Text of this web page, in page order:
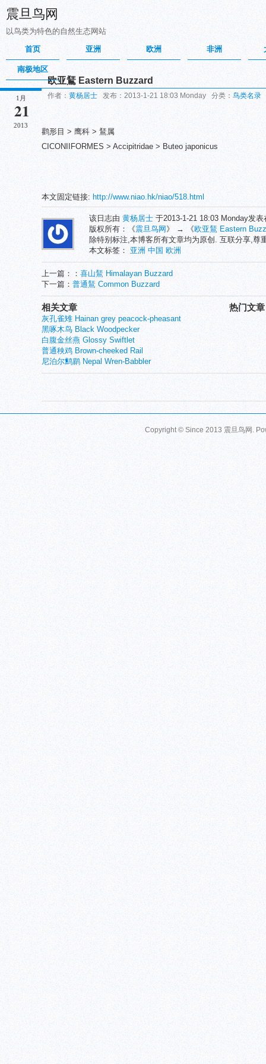
震旦鸟网
以鸟类为特色的自然生态网站
首页
亚洲 欧洲 非洲
南极地区
1月
21
2013
欧亚鵟 Eastern Buzzard
作者： 黄杨居士 发布：2013-1-21 18:03 Monday 分类： 鸟类名录
鹳形目 > 鹰科 > 鵟属
CICONIIFORMES > Accipitridae > Buteo japonicus
本文固定链接: http://www.niao.hk/niao/518.html
该日志由 黄杨居士 于2013-1-21 18:03 Monday发
版权所有：《震旦鸟网 》 → 《欧亚鵟 Eastern
除特别标注,本博客所有文章均为原创. 互联分享,尊
本文标签： 亚洲 中国 欧洲
上一篇：： 喜山鵟 Himalayan Buzzard
下一篇： 普通鵟 Common Buzzard
热门文章
相关文章
灰孔雀雉 Hainan grey peacock-pheasant
黑啄木鸟 Black Woodpecker
白腹金丝燕 Glossy Swiftlet
普通秧鸡 Brown-cheeked Rail
尼泊尔鹪鹛 Nepal Wren-Babbler
Copyright © Since 2013 震旦鸟网 .